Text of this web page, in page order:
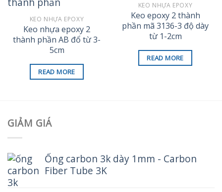
KEO NHỰA EPOXY
Keo nhựa epoxy 2
thành phần AB đổ từ 3-
5cm
READ MORE
KEO NHỰA EPOXY
Keo epoxy 2 thành
phần mã 3136-3 độ dày
từ 1-2cm
READ MORE
GIẢM GIÁ
Ống carbon 3k dày 1mm - Carbon
Fiber Tube 3K